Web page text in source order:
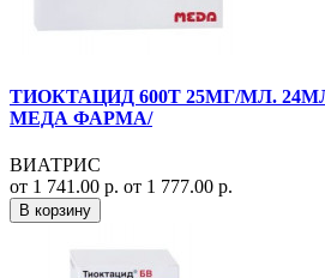
ТИОКТАЦИД 600Т 25МГ/МЛ.
МЕДА ФАРМА/
ВИАТРИС
от 1 741.00 р. от 1 777.00 р.
В корзину